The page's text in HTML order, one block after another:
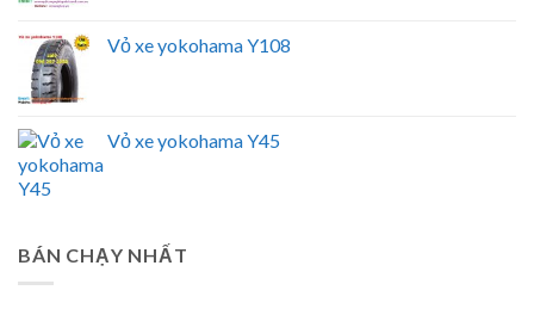
Vỏ xe yokohama Y108
Vỏ xe yokohama Y45
BÁN CHẠY NHẤT